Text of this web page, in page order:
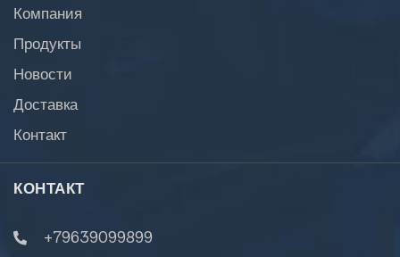
Компания
Продукты
Новости
Доставка
Контакт
КОНТАКТ
+79639099899